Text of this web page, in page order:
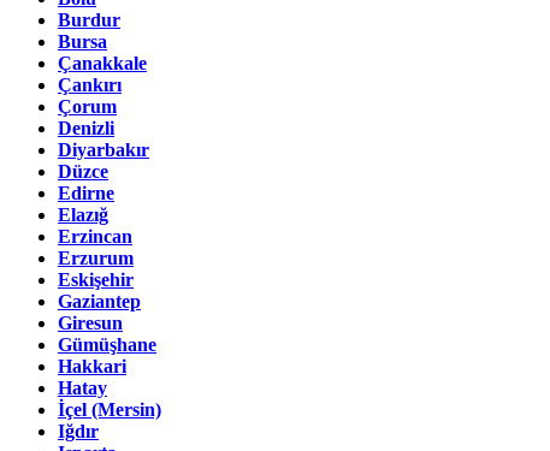
Burdur
Bursa
Çanakkale
Çankırı
Çorum
Denizli
Diyarbakır
Düzce
Edirne
Elazığ
Erzincan
Erzurum
Eskişehir
Gaziantep
Giresun
Gümüşhane
Hakkari
Hatay
İçel (Mersin)
Iğdır